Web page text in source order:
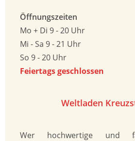
Weltladen
Öffnungszeiten
Mo + Di 9 - 20 Uhr
Mi - Sa 9 - 21 Uhr
So 9 - 20 Uhr
Feiertags geschlossen
Wer hochwertige und